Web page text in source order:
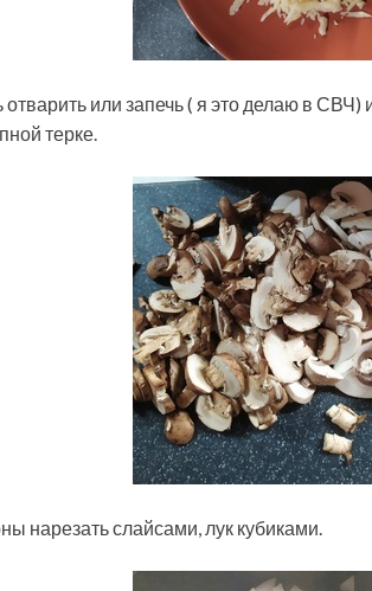
или запечь ( я это делаю в СВЧ)
терке.
нарезать слайсами, лук кубиками.